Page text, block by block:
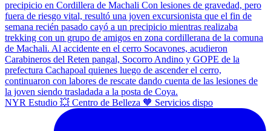
NYR Estudio 💥 Centro de Belleza 🧡 Servicios dispo